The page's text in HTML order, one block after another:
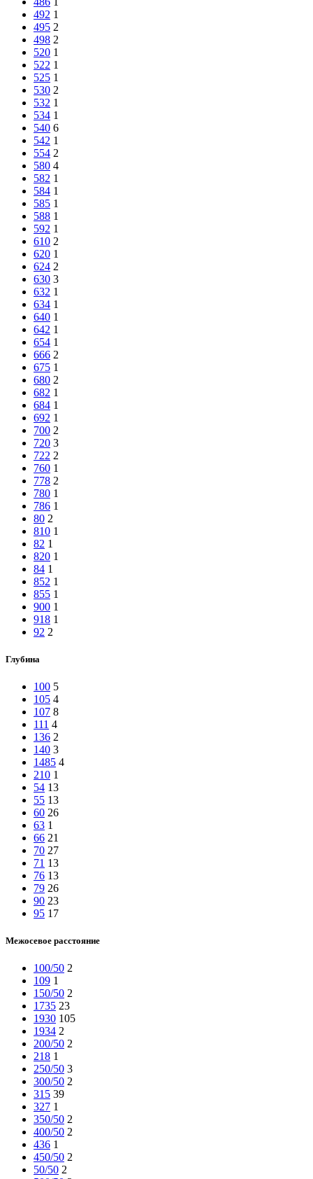
492 1
495 2
498 2
520 1
522 1
525 1
530 2
532 1
534 1
540 6
542 1
554 2
580 4
582 1
584 1
585 1
588 1
592 1
610 2
620 1
624 2
630 3
632 1
634 1
640 1
642 1
654 1
666 2
675 1
680 2
682 1
684 1
692 1
700 2
720 3
722 2
760 1
778 2
780 1
786 1
80 2
810 1
82 1
820 1
84 1
852 1
855 1
900 1
918 1
92 2
Глубина
100 5
105 4
107 8
111 4
136 2
140 3
1485 4
210 1
54 13
55 13
60 26
63 1
66 21
70 27
71 13
76 13
79 26
90 23
95 17
Межосевое расстояние
100/50 2
109 1
150/50 2
1735 23
1930 105
1934 2
200/50 2
218 1
250/50 3
300/50 2
315 39
327 1
350/50 2
400/50 2
436 1
450/50 2
50/50 2